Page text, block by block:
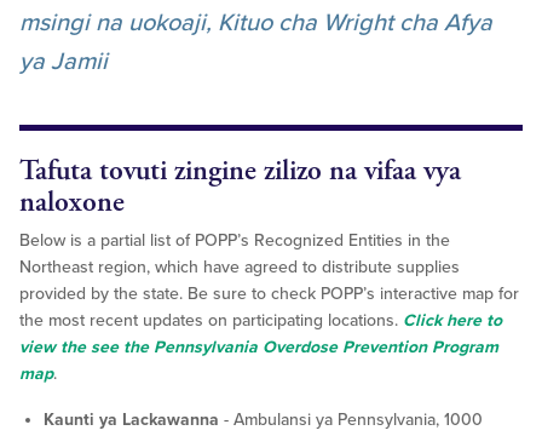
msingi na uokoaji, Kituo cha Wright cha Afya
ya Jamii
Tafuta tovuti zingine zilizo na vifaa vya
naloxone
Below is a partial list of POPP’s Recognized Entities in the
Northeast region, which have agreed to distribute supplies
provided by the state. Be sure to check POPP’s interactive map for
the most recent updates on participating locations. Click here to
view the see the Pennsylvania Overdose Prevention Program
map.
Kaunti ya Lackawanna - Ambulansi ya Pennsylvania, 1000